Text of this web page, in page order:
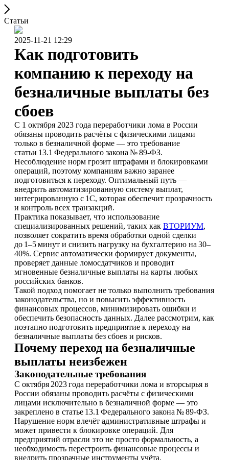
Статьи
2025-11-21 12:29
Как подготовить
компанию к переходу на
безналичные выплаты без
сбоев
С 1 октября 2023 года переработчики лома в России
обязаны проводить расчёты с физическими лицами
только в безналичной форме — это требование
статьи 13.1 Федерального закона № 89‑ФЗ.
Несоблюдение норм грозит штрафами и блокировками
операций, поэтому компаниям важно заранее
подготовиться к переходу. Оптимальный путь —
внедрить автоматизированную систему выплат,
интегрированную с 1С, которая обеспечит прозрачность
и контроль всех транзакций.
Практика показывает, что использование
специализированных решений, таких как ВТОРИУМ,
позволяет сократить время обработки одной сделки
до 1–5 минут и снизить нагрузку на бухгалтерию на 30–
40%. Сервис автоматически формирует документы,
проверяет данные ломосдатчиков и проводит
мгновенные безналичные выплаты на карты любых
российских банков.
Такой подход помогает не только выполнить требования
законодательства, но и повысить эффективность
финансовых процессов, минимизировать ошибки и
обеспечить безопасность данных. Далее рассмотрим, как
поэтапно подготовить предприятие к переходу на
безналичные выплаты без сбоев и рисков.
Почему переход на безналичные
выплаты неизбежен
Законодательные требования
С октября 2023 года переработчики лома и вторсырья в
России обязаны проводить расчёты с физическими
лицами исключительно в безналичной форме — это
закреплено в статье 13.1 Федерального закона № 89‑ФЗ.
Нарушение норм влечёт административные штрафы и
может привести к блокировке операций. Для
предприятий отрасли это не просто формальность, а
необходимость перестроить финансовые процессы и
внедрить прозрачные инструменты учёта.